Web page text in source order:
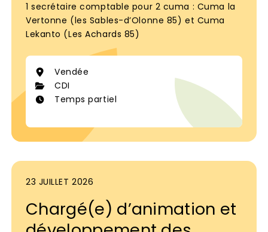
1 secrétaire comptable pour 2 cuma : Cuma la
Vertonne (les Sables-d’Olonne 85) et Cuma
Lekanto (Les Achards 85)
Vendée
CDI
Temps partiel
23 JUILLET 2026
Chargé(e) d’animation et